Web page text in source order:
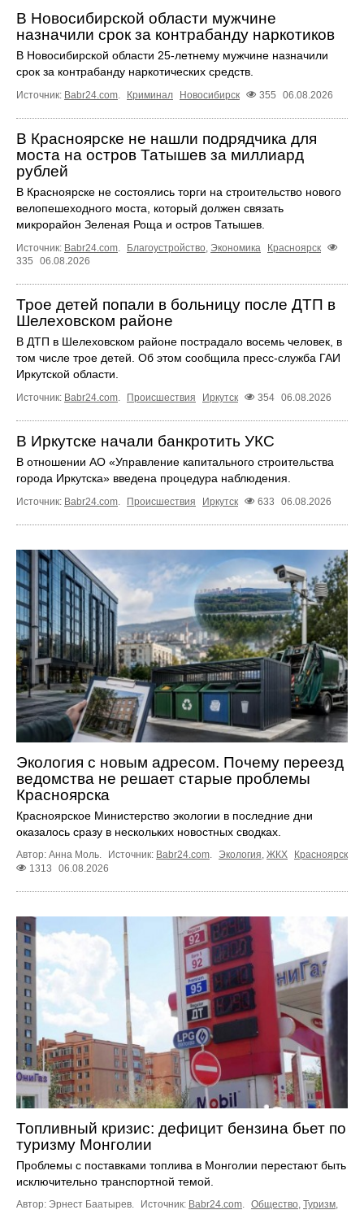
В Новосибирской области мужчине
назначили срок за контрабанду наркотиков
В Новосибирской области 25-летнему мужчине назначили
срок за контрабанду наркотических средств.
Источник: Babr24.com Криминал Новосибирск 355 06.08.2026
В Красноярске не нашли подрядчика для
моста на остров Татышев за миллиард
рублей
В Красноярске не состоялись торги на строительство нового
велопешеходного моста, который должен связать
микрорайон Зеленая Роща и остров Татышев.
Источник: Babr24.com. Благоустройство, Экономика
Красноярск
335
06.08.2026
Трое детей попали в больницу после ДТП в
Шелеховском районе
В ДТП в Шелеховском районе пострадало восемь человек, в
том числе трое детей. Об этом сообщила пресс‑служба ГАИ
Иркутской области.
Источник: Babr24.com. Происшествия Иркутск 354 06.08.2026
В Иркутске начали банкротить УКС
В отношении АО «Управление капитального строительства
города Иркутска» введена процедура наблюдения.
Источник: Babr24.com. Происшествия Иркутск 633 06.08.2026
Экология с новым адресом. Почему переезд
ведомства не решает старые проблемы
Красноярска
Красноярское Министерство экологии в последние дни
оказалось сразу в нескольких новостных сводках.
Автор: Анна Моль. Источник: Babr24.com Экология ЖКХ
Красноярск
1313
06.08.2026
Топливный кризис: дефицит бензина бьет по
туризму Монголии
Проблемы с поставками топлива в Монголии перестают быть
исключительно транспортной темой.
Автор: Эрнест Баатырев. Источник: Babr24.com. Общество, Туризм,